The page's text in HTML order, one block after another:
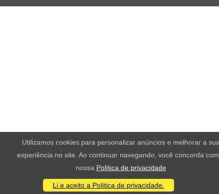
Utilizamos cookies para personalizar anúncios e melhorar a
experiência no site. Ao continuar navegando, você concorda
nossa Política de privacidade
Li e aceito a Política de privacidade.